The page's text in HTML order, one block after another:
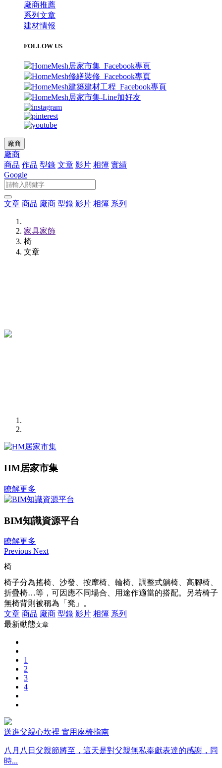
廠商推薦
系列文章
建材情報
FOLLOW US
廠商
廠商
商品 作品 型錄 文章 影片 相簿 實績
Google
文章 商品 廠商 型錄 影片 相簿 系列
家具家飾
椅
文章
HM居家市集
瞭解更多
BIM知識資源平台
瞭解更多
Previous Next
椅
椅子分為搖椅、沙發、按摩椅、輪椅、調整式躺椅、高腳椅、
折疊椅…等，可因應不同場合、用途作適當的搭配。另若椅子
無椅背則被稱為「凳」。
文章 商品 廠商 型錄 影片 相簿 系列
最新動態文章
1
2
3
4
送進父親心坎裡 實用座椅指南
八月八日父親節將至，這天是對父親無私奉獻表達的感謝，同
時...